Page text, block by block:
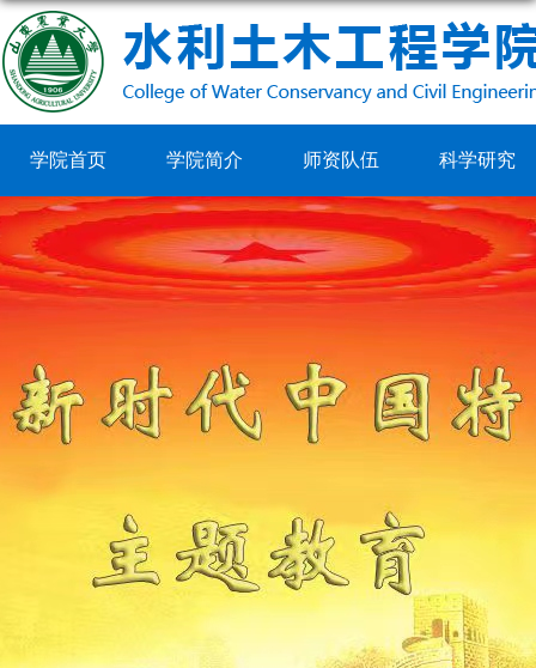
学院首页 学院简介 师资队伍 科学研究